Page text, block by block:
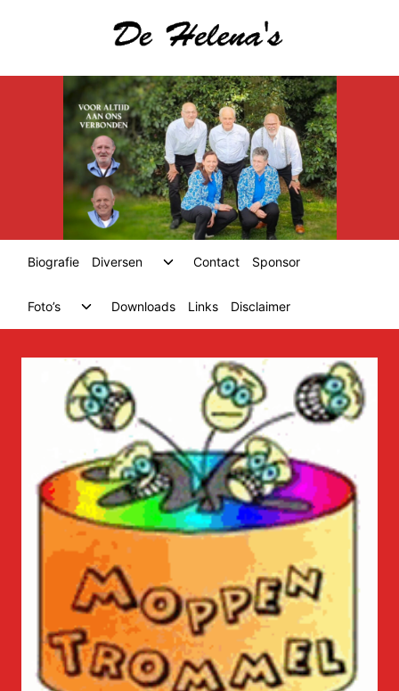
Biografie Diversen
ToggleContact Sponsor
Foto’s
ToggleDownloads Links Disclaimer